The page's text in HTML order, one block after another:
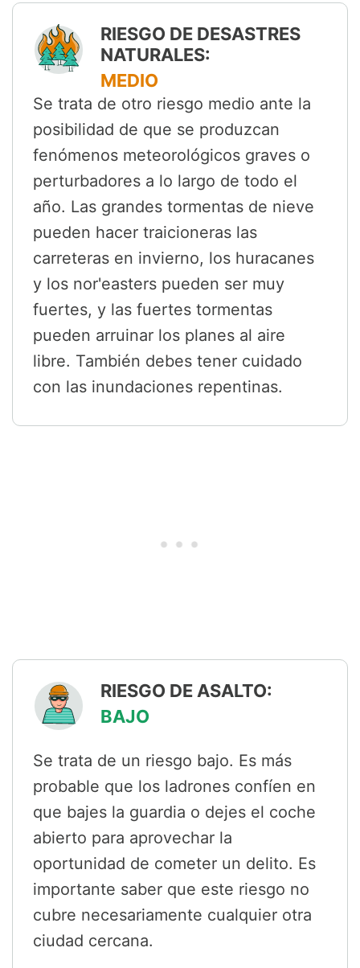
RIESGO DE DESASTRES
NATURALES:
MEDIO
Se trata de otro riesgo medio ante la
posibilidad de que se produzcan
fenómenos meteorológicos graves o
perturbadores a lo largo de todo el
año. Las grandes tormentas de nieve
pueden hacer traicioneras las
carreteras en invierno, los huracanes
y los nor'easters pueden ser muy
fuertes, y las fuertes tormentas
pueden arruinar los planes al aire
libre. También debes tener cuidado
con las inundaciones repentinas.
RIESGO DE ASALTO:
BAJO
Se trata de un riesgo bajo. Es más
probable que los ladrones confíen en
que bajes la guardia o dejes el coche
abierto para aprovechar la
oportunidad de cometer un delito. Es
importante saber que este riesgo no
cubre necesariamente cualquier otra
ciudad cercana.